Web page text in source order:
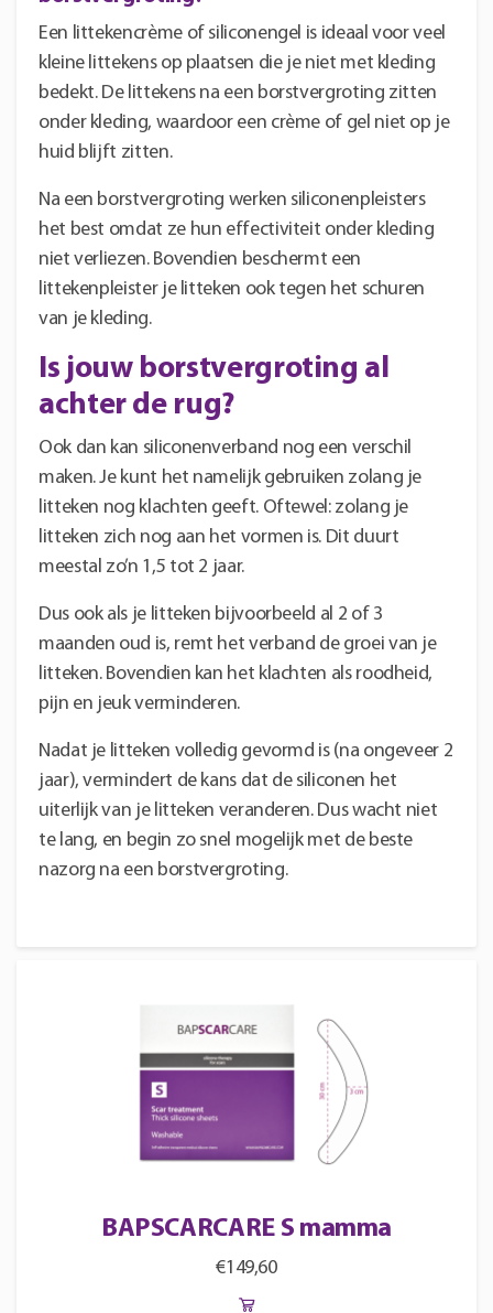
Een littekencrème of siliconengel is ideaal voor veel
kleine littekens op plaatsen die je niet met kleding
bedekt. De littekens na een borstvergroting zitten
onder kleding, waardoor een crème of gel niet op je
huid blijft zitten.
Na een borstvergroting werken siliconenpleisters
het best omdat ze hun effectiviteit onder kleding
niet verliezen. Bovendien beschermt een
littekenpleister je litteken ook tegen het schuren
van je kleding.
Is jouw borstvergroting al
achter de rug?
Ook dan kan siliconenverband nog een verschil
maken. Je kunt het namelijk gebruiken zolang je
litteken nog klachten geeft. Oftewel: zolang je
litteken zich nog aan het vormen is. Dit duurt
meestal zo’n 1,5 tot 2 jaar.
Dus ook als je litteken bijvoorbeeld al 2 of 3
maanden oud is, remt het verband de groei van je
litteken. Bovendien kan het klachten als roodheid,
pijn en jeuk verminderen.
Nadat je litteken volledig gevormd is (na ongeveer 2
jaar), vermindert de kans dat de siliconen het
uiterlijk van je litteken veranderen. Dus wacht niet
te lang, en begin zo snel mogelijk met de beste
nazorg na een borstvergroting.
BAPSCARCARE S mamma
€149,60